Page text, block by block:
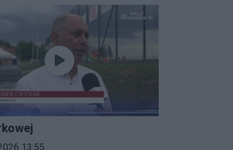
materiału wideo:
13:55